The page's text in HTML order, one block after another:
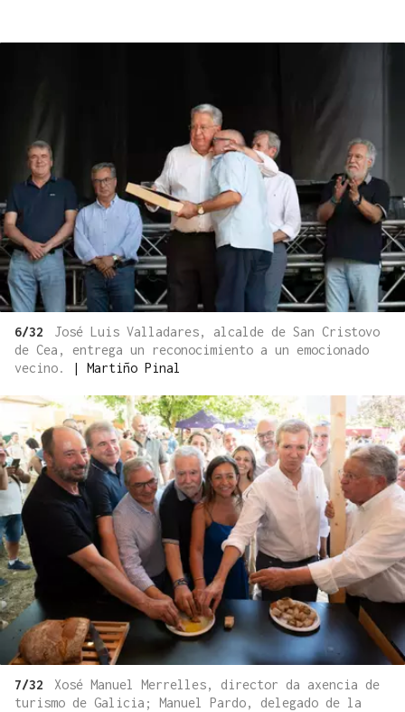
6/32
José Luis Valladares, alcalde de San Cristovo
de Cea, entrega un reconocimiento a un emocionado
vecino.
| Martiño Pinal
7/32
Xosé Manuel Merrelles, director da axencia de
turismo de Galicia; Manuel Pardo, delegado de la